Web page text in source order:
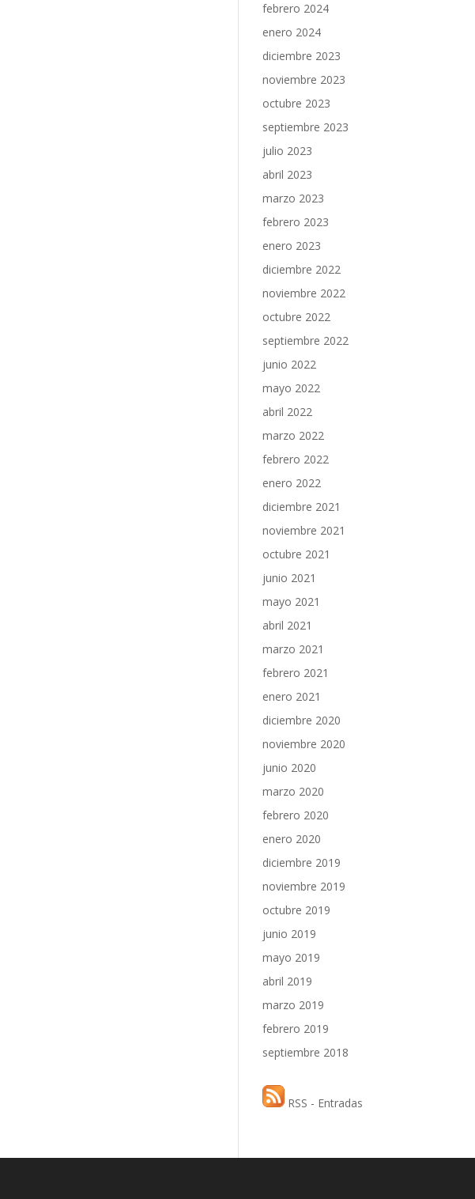
febrero 2024
enero 2024
diciembre 2023
noviembre 2023
octubre 2023
septiembre 2023
julio 2023
abril 2023
marzo 2023
febrero 2023
enero 2023
diciembre 2022
noviembre 2022
octubre 2022
septiembre 2022
junio 2022
mayo 2022
abril 2022
marzo 2022
febrero 2022
enero 2022
diciembre 2021
noviembre 2021
octubre 2021
junio 2021
mayo 2021
abril 2021
marzo 2021
febrero 2021
enero 2021
diciembre 2020
noviembre 2020
junio 2020
marzo 2020
febrero 2020
enero 2020
diciembre 2019
noviembre 2019
octubre 2019
junio 2019
mayo 2019
abril 2019
marzo 2019
febrero 2019
septiembre 2018
RSS - Entradas